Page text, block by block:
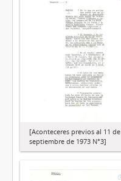
[Aconteceres previos al 11 de
septiembre de 1973 N°3]